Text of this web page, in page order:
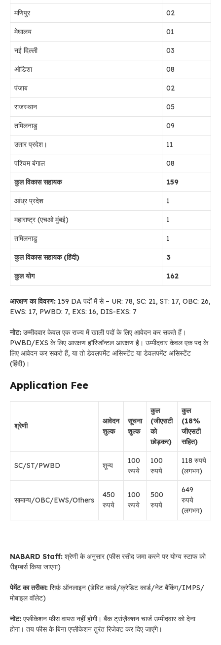
मणिपुर 02
मेघालय 01
नई दिल्ली 03
ओडिशा 08
पंजाब 02
राजस्थान 05
तमिलनाडु 09
उतार प्रदेश। 11
पश्चिम बंगाल 08
कुल विकास सहायक 159
आंध्र प्रदेश 1
महाराष्ट्र (एचओ मुंबई) 1
तमिलनाडु 1
कुल विकास सहायक (हिंदी) 3
कुल योग 162
आरक्षण का विवरण: 159 DA पदों में से – UR: 78, SC: 21, ST: 17, OBC: 26,
EWS: 17, PWBD: 7, EXS: 16, DIS-EXS: 7
नोट: उम्मीदवार केवल एक राज्य में खाली पदों के लिए आवेदन कर सकते हैं।
PWBD/EXS के लिए आरक्षण हॉरिजॉन्टल आरक्षण है। उम्मीदवार केवल एक पद के
लिए आवेदन कर सकते हैं, या तो डेवलपमेंट असिस्टेंट या डेवलपमेंट असिस्टेंट
(हिंदी)।
Application Fee
श्रेणी
आवेदन
शुल्क
सूचना
शुल्क
कुल
(जीएसटी
को
छोड़कर)
कुल
(18%
जीएसटी
सहित)
SC/ST/PWBD शून्य
100
रुपये
100
रुपये
118 रुपये
(लगभग)
सामान्य/OBC/EWS/Others
450
रुपये
100
रुपये
500
रुपये
649
रुपये
(लगभग)
NABARD Staff: श्रेणी के अनुसार (फीस रसीद जमा करने पर योग्य स्टाफ को
रीइम्बर्स किया जाएगा)
पेमेंट का तरीका: सिर्फ़ ऑनलाइन (डेबिट कार्ड/क्रेडिट कार्ड/नेट बैंकिंग/IMPS/
मोबाइल वॉलेट)
नोट: एप्लीकेशन फीस वापस नहीं होगी। बैंक ट्रांज़ैक्शन चार्ज उम्मीदवार को देना
होगा। तय फीस के बिना एप्लीकेशन तुरंत रिजेक्ट कर दिए जाएंगे।